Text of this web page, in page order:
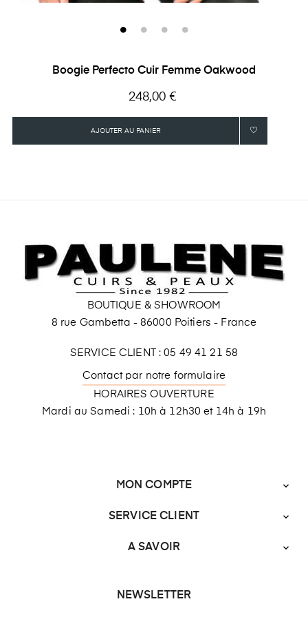
Boogie Perfecto Cuir Femme Oakwood
Prix
248,00 €
AJOUTER AU PANIER
BOUTIQUE & SHOWROOM
8 rue Gambetta - 86000 Poitiers - France
SERVICE CLIENT : 05 49 41 21 58
Contact par notre formulaire
HORAIRES OUVERTURE
Mardi au Samedi : 10h à 12h30 et 14h à 19h
MON COMPTE 
SERVICE CLIENT 
A SAVOIR 
NEWSLETTER